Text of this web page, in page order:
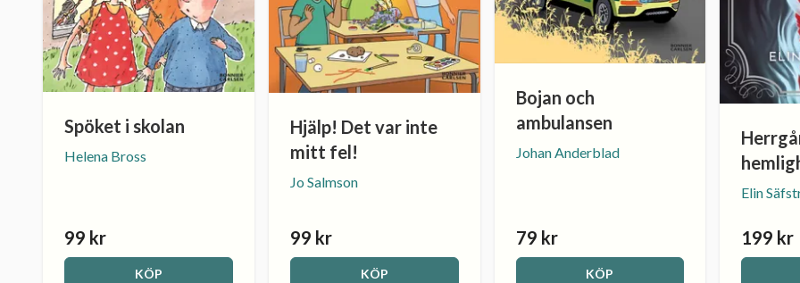
Spöket i skolan
Helena Bross
99 kr
KÖP
Hjälp! Det var inte
mitt fel!
Jo Salmson
99 kr
KÖP
Bojan och
ambulansen
Johan Anderblad
79 kr
KÖP
Elin
199 kr